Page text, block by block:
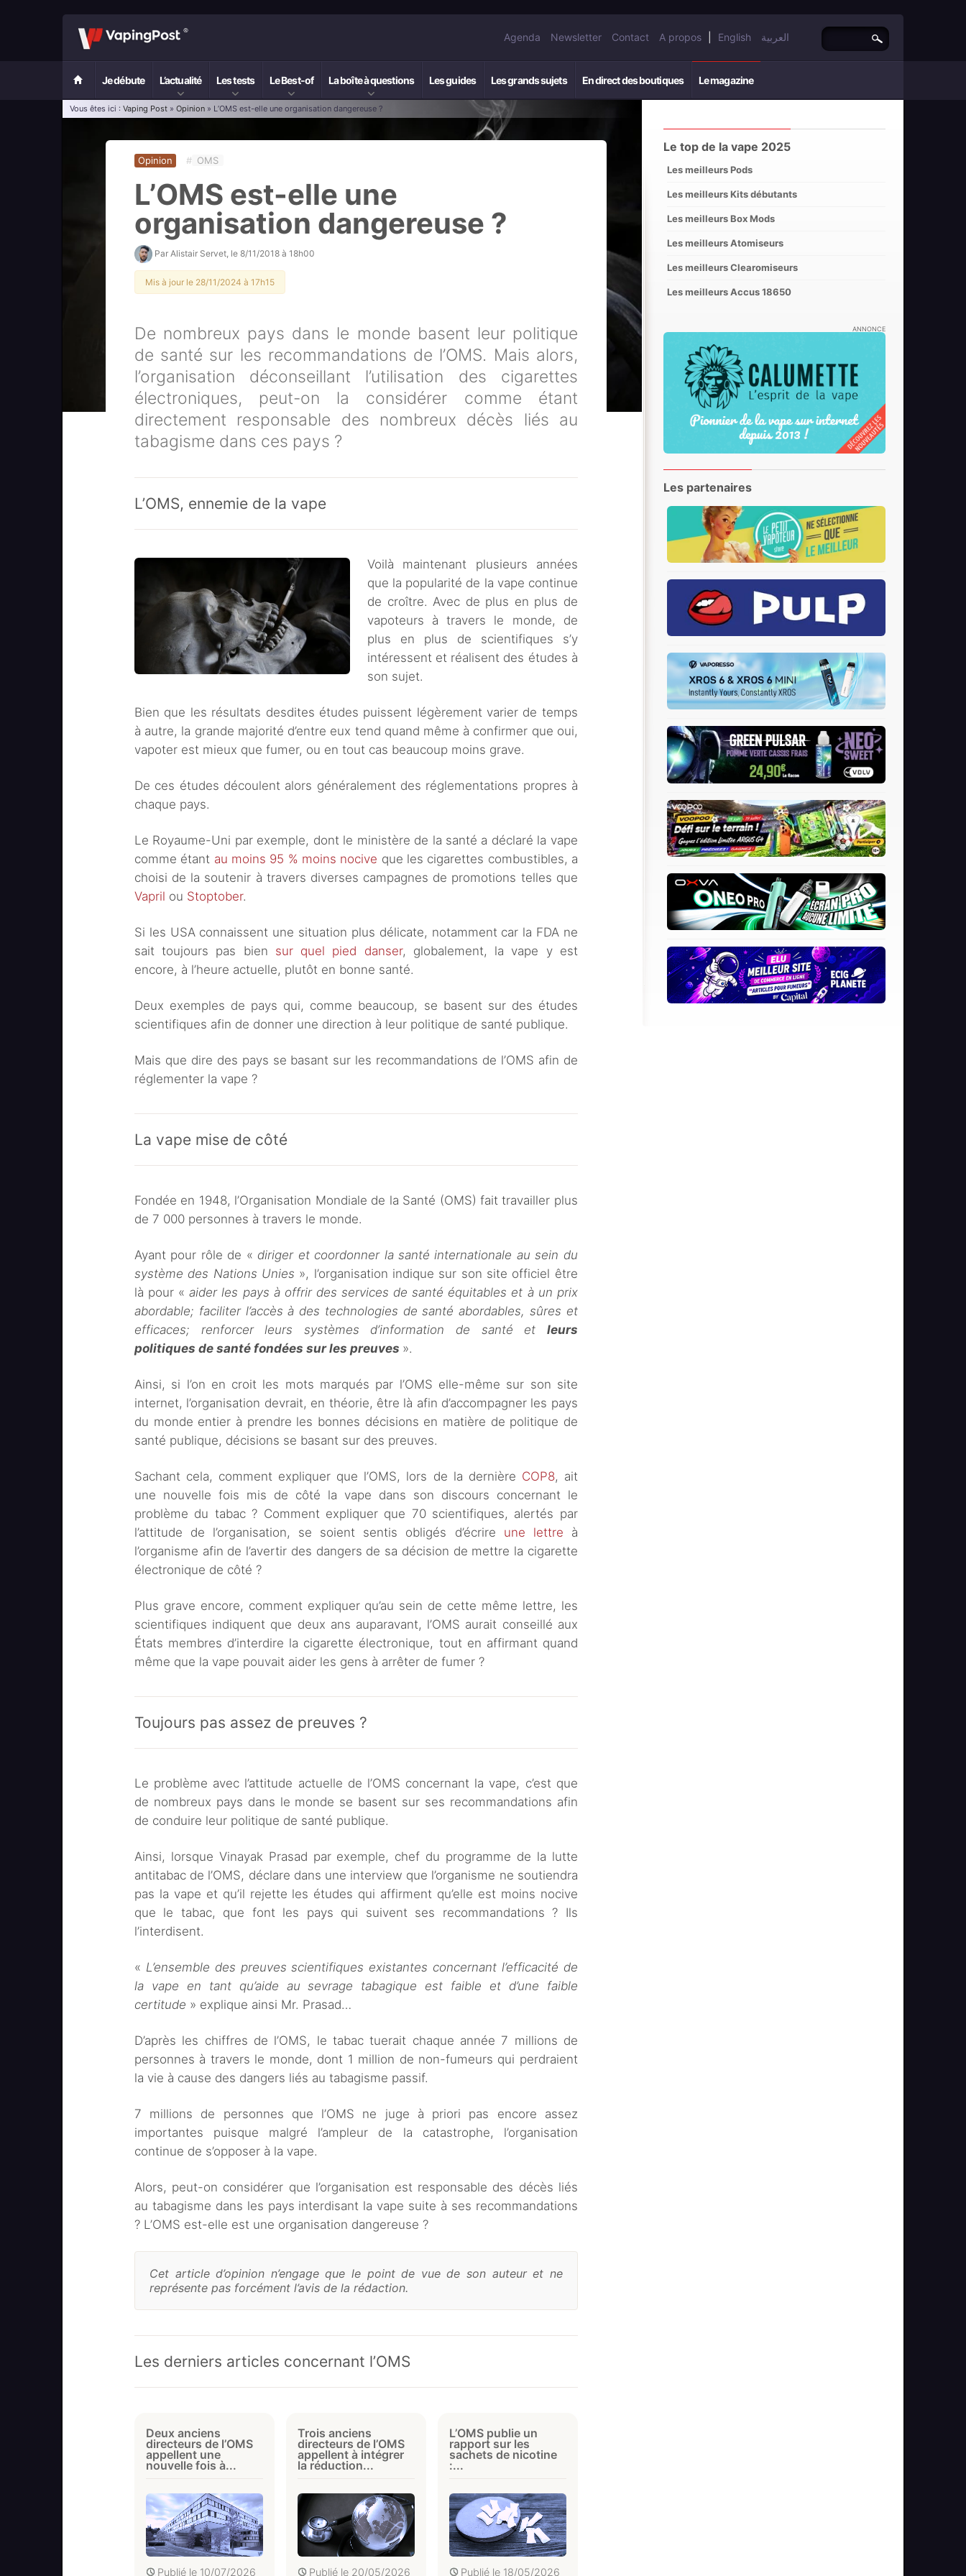
Agenda Newsletter Contact A propos English العربية
Je débute L’actualité Les tests Le Best-of La boîte à questions Les guides Les grands sujets En direct des boutiques Le magazine
Vous êtes ici : Vaping Post » Opinion » L’OMS est-elle une organisation dangereuse ?
Opinion # OMS
L’OMS est-elle une
organisation dangereuse ?
Par Alistair Servet , le 8/11/2018 à 18h00
Mis à jour le 28/11/2024 à 17h15
De nombreux pays dans le monde basent leur politique
de santé sur les recommandations de l’OMS. Mais alors,
l’organisation déconseillant l’utilisation des cigarettes
électroniques, peut-on la considérer comme étant
directement responsable des nombreux décès liés au
tabagisme dans ces pays ?
L’OMS, ennemie de la vape
Voilà maintenant plusieurs années
que la popularité de la vape continue
de croître. Avec de plus en plus de
vapoteurs à travers le monde, de
plus en plus de scientifiques s’y
intéressent et réalisent des études à
son sujet.
Bien que les résultats desdites études puissent légèrement varier de temps
à autre, la grande majorité d’entre eux tend quand même à confirmer que oui,
vapoter est mieux que fumer, ou en tout cas beaucoup moins grave.
De ces études découlent alors généralement des réglementations propres à
chaque pays.
Le Royaume-Uni par exemple, dont le ministère de la santé a déclaré la vape
comme étant au moins 95 % moins nocive que les cigarettes combustibles, a
choisi de la soutenir à travers diverses campagnes de promotions telles que
Vapril ou Stoptober.
Si les USA connaissent une situation plus délicate, notamment car la FDA ne
sait toujours pas bien sur quel pied danser, globalement, la vape y est
encore, à l’heure actuelle, plutôt en bonne santé.
Deux exemples de pays qui, comme beaucoup, se basent sur des études
scientifiques afin de donner une direction à leur politique de santé publique.
Mais que dire des pays se basant sur les recommandations de l’OMS afin de
réglementer la vape ?
La vape mise de côté
Fondée en 1948, l’Organisation Mondiale de la Santé (OMS) fait travailler plus
de 7 000 personnes à travers le monde.
Ayant pour rôle de « diriger et coordonner la santé internationale au sein du
système des Nations Unies », l’organisation indique sur son site officiel être
là pour «aider les pays à offrir des services de santé équitables et à un prix
abordable; faciliter l’accès à des technologies de santé abordables, sûres et
efficaces; renforcer leurs systèmes d’information de santé et leurs
politiques de santé fondées sur les preuves ».
Ainsi, si l’on en croit les mots marqués par l’OMS elle-même sur son site
internet, l’organisation devrait, en théorie, être là afin d’accompagner les pays
du monde entier à prendre les bonnes décisions en matière de politique de
santé publique, décisions se basant sur des preuves.
Sachant cela, comment expliquer que l’OMS, lors de la dernière COP8, ait
une nouvelle fois mis de côté la vape dans son discours concernant le
problème du tabac ? Comment expliquer que 70 scientifiques, alertés par
l’attitude de l’organisation, se soient sentis obligés d’écrire une lettre à
l’organisme afin de l’avertir des dangers de sa décision de mettre la cigarette
électronique de côté ?
Plus grave encore, comment expliquer qu’au sein de cette même lettre, les
scientifiques indiquent que deux ans auparavant, l’OMS aurait conseillé aux
États membres d’interdire la cigarette électronique, tout en affirmant quand
même que la vape pouvait aider les gens à arrêter de fumer ?
Toujours pas assez de preuves ?
Le problème avec l’attitude actuelle de l’OMS concernant la vape, c’est que
de nombreux pays dans le monde se basent sur ses recommandations afin
de conduire leur politique de santé publique.
Ainsi, lorsque Vinayak Prasad par exemple, chef du programme de la lutte
antitabac de l’OMS, déclare dans une interview que l’organisme ne soutiendra
pas la vape et qu’il rejette les études qui affirment qu’elle est moins nocive
que le tabac, que font les pays qui suivent ses recommandations ? Ils
l’interdisent.
« L’ensemble des preuves scientifiques existantes concernant l’efficacité de
la vape en tant qu’aide au sevrage tabagique est faible et d’une faible
certitude » explique ainsi Mr. Prasad…
D’après les chiffres de l’OMS, le tabac tuerait chaque année 7 millions de
personnes à travers le monde, dont 1 million de non-fumeurs qui perdraient
la vie à cause des dangers liés au tabagisme passif.
7 millions de personnes que l’OMS ne juge à priori pas encore assez
importantes puisque malgré l’ampleur de la catastrophe, l’organisation
continue de s’opposer à la vape.
Alors, peut-on considérer que l’organisation est responsable des décès liés
au tabagisme dans les pays interdisant la vape suite à ses recommandations
? L’OMS est-elle est une organisation dangereuse ?
Cet article d’opinion n’engage que le point de vue de son auteur et ne
représente pas forcément l’avis de la rédaction.
Les derniers articles concernant l’OMS
Deux anciens
directeurs de l’OMS
appellent une
nouvelle fois à...
Publié le 10/07/2026
Trois anciens
directeurs de l’OMS
appellent à intégrer
la réduction...
Publié le 20/05/2026
L’OMS publie un
rapport sur les
sachets de nicotine
:...
Publié le 18/05/2026
Le top de la vape 2025
Les meilleurs Pods
Les meilleurs Kits débutants
Les meilleurs Box Mods
Les meilleurs Atomiseurs
Les meilleurs Clearomiseurs
Les meilleurs Accus 18650
ANNONCE
Les partenaires